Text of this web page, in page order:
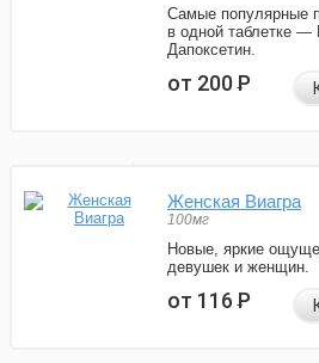
Самые популярные
в одной таблетке —
Дапоксетин.
от 200Р
Женская Виагра
100мг
Новые, яркие
девушек и женщин.
от 116Р